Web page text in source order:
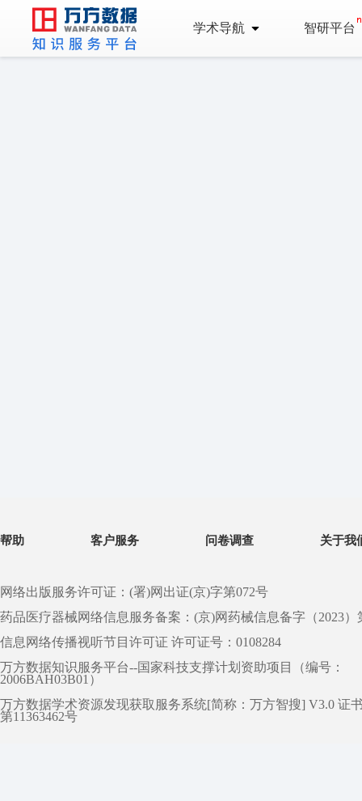
学术导航 智研平台
帮助 客户服务 问卷调查 关于我
网络出版服务许可证：(署)网出证(京)字第072号
药品医疗器械网络信息服务备案：(京)网药械信息备字（2023）
信息网络传播视听节目许可证 许可证号：0108284
万方数据知识服务平台--国家科技支撑计划资助项目（编号：
2006BAH03B01）
万方数据学术资源发现获取服务系统[简称：万方智搜] V3.0 证
第11363462号